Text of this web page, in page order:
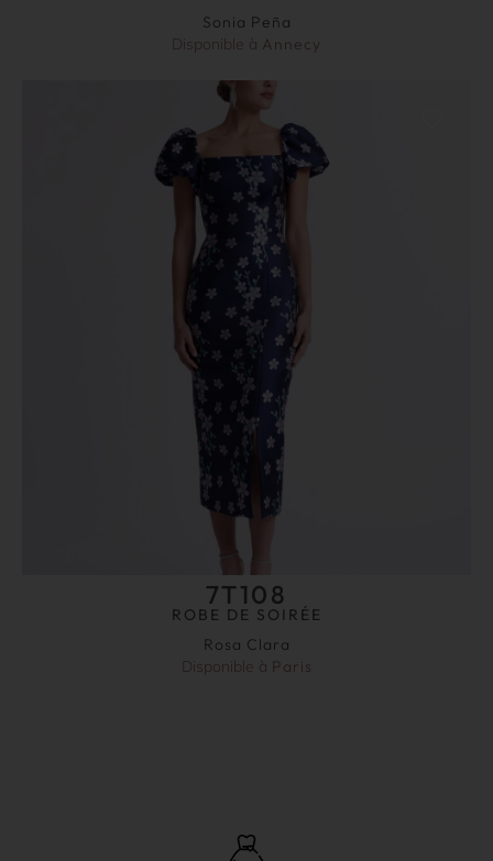
Sonia Peña
Disponible à Annecy
7T108
ROBE DE SOIRÉE
Rosa Clara
Disponible à Paris